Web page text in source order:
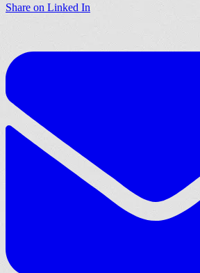
Share on Linked In